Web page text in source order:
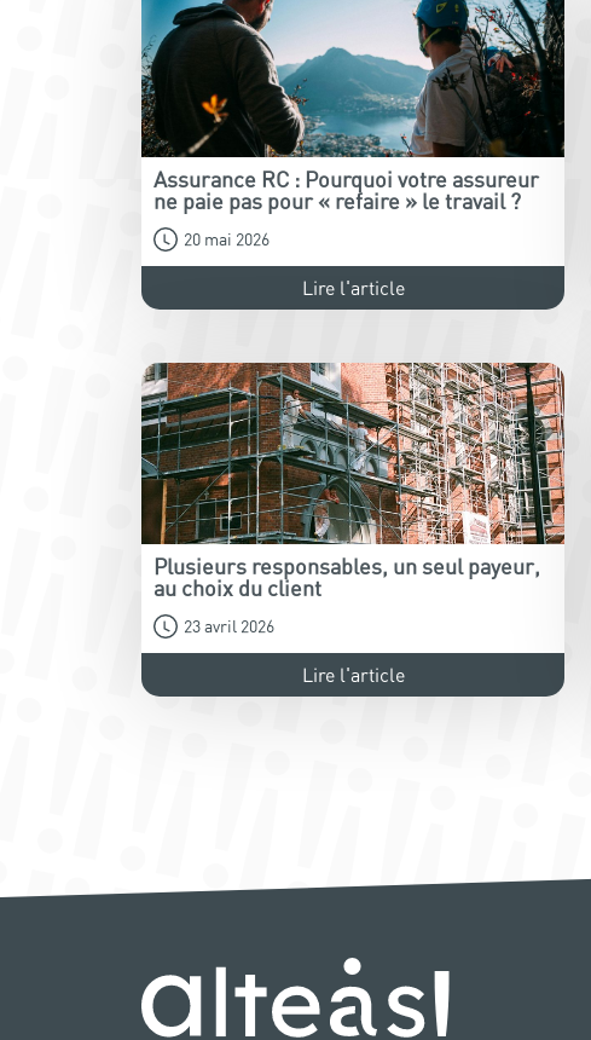
Assurance RC : Pourquoi votre assureur
ne paie pas pour « refaire » le travail ?
20 mai 2026
Lire l'article
Plusieurs responsables, un seul payeur,
au choix du client
23 avril 2026
Lire l'article